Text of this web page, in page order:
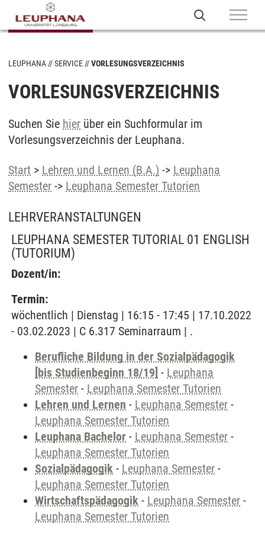
LEUPHANA SERVICE VORLESUNGSVERZEICHNIS
VORLESUNGSVERZEICHNIS
Suchen Sie hier über ein Suchformular im
Vorlesungsverzeichnis der Leuphana.
Start > Lehren und Lernen (B.A.) -> Leuphana
Semester -> Leuphana Semester Tutorien
LEHRVERANSTALTUNGEN
LEUPHANA SEMESTER TUTORIAL 01 ENGLISH
(TUTORIUM)
Dozent/in:
Termin:
wöchentlich | Dienstag | 16:15 - 17:45 | 17.10.2022
- 03.02.2023 | C 6.317 Seminarraum | .
Berufliche Bildung in der Sozialpädagogik
[bis Studienbeginn 18/19] - Leuphana
Semester - Leuphana Semester Tutorien
Lehren und Lernen - Leuphana Semester -
Leuphana Semester Tutorien
Leuphana Bachelor - Leuphana Semester -
Leuphana Semester Tutorien
Sozialpädagogik - Leuphana Semester -
Leuphana Semester Tutorien
Wirtschaftspädagogik - Leuphana Semester -
Leuphana Semester Tutorien